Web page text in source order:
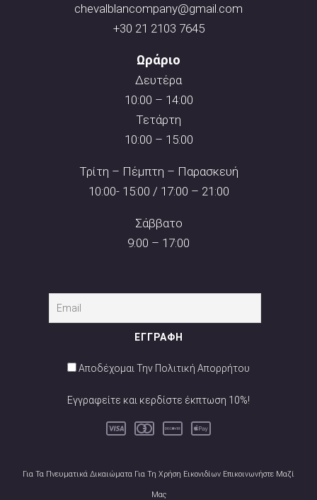
chevalblancompany@gmail.com
+30 21 2103 7645
Ωράριο
Δευτέρα
10:00 – 14:00
Τετάρτη
10:00 – 15:00
Τρίτη – Πέμπτη – Παρασκευή
10:00- 15:00 / 17:00 – 21:00
Σάββατο
9:00 – 17:00
Αποδέχομαι Την Πολιτική Απορρήτου
Εγγραφείτε και κερδίστε έκπτωση 10%!
Για Τα Πνευματικά Δικαιώματα Για Τη Χρήση Εικονιδίων Επικοινωνήστε Μαζί
Μας